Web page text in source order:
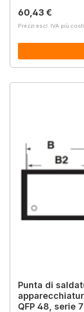
Prezzo normale:
60,43 €
Prezzi escl. IVA più
Punta di
QFP 48, serie